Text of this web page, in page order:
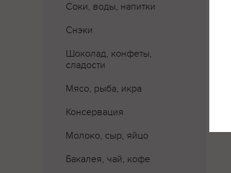
Соки, воды, напитки
Снэки
Шоколад, конфеты,
сладости
Мясо, рыба, икра
Консервация
Молоко, сыр, яйцо
Бакалея, чай, кофе